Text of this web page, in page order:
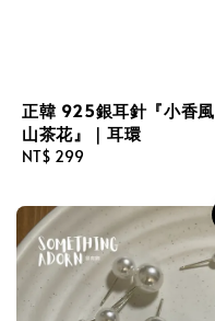
正韓 925銀耳針『小香風
山茶花』｜耳環
Regular
NT$ 299